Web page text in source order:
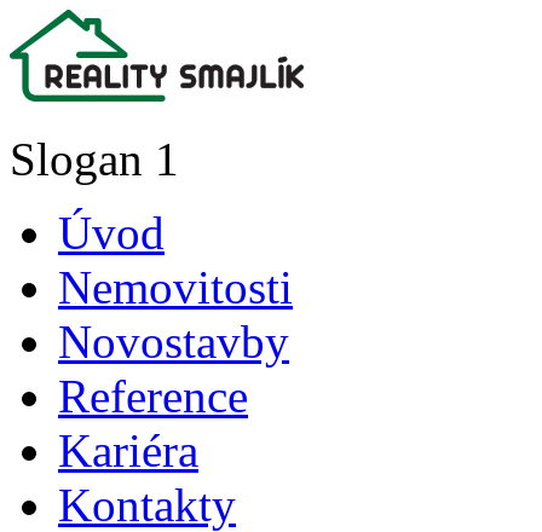
Slogan 1
Úvod
Nemovitosti
Novostavby
Reference
Kariéra
Kontakty